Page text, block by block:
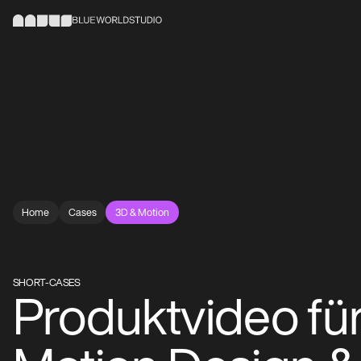
Home Cases 3D & Motion
SHORT-CASES
Produktvideo